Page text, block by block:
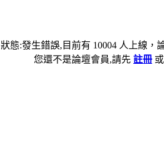
狀態:發生錯誤,目前有 10004 人上線，
您還不是論壇會員,請先 註冊 或